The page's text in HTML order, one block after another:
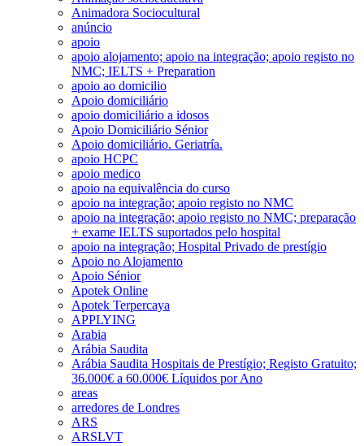
Animadora Sociocultural
anúncio
apoio
apoio alojamento; apoio na integração; apoio registo no
NMC; IELTS + Preparation
apoio ao domicilio
Apoio domiciliário
apoio domiciliário a idosos
Apoio Domiciliário Sénior
Apoio domiciliário. Geriatría.
apoio HCPC
apoio medico
apoio na equivalência do curso
apoio na integração; apoio registo no NMC
apoio na integração; apoio registo no NMC; preparação
+ exame IELTS suportados pelo hospital
apoio na integração; Hospital Privado de prestígio
Apoio no Alojamento
Apoio Sénior
Apotek Online
Apotek Terpercaya
APPLYING
Arabia
Arábia Saudita
Arábia Saudita Hospitais de Prestígio; Registo Gratuito;
36.000€ a 60.000€ Líquidos por Ano
areas
arredores de Londres
ARS
ARSLVT